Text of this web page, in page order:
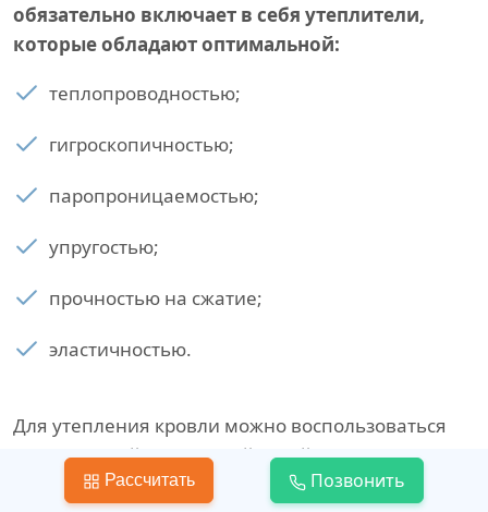
обязательно включает в себя утеплители,
которые обладают оптимальной:
теплопроводностью;
гигроскопичностью;
паропроницаемостью;
упругостью;
прочностью на сжатие;
эластичностью.
Для утепления кровли можно воспользоваться
минеральной и каменной ватой, сыпучими
материалами, пеноплэксом или пенопластом.
Рассчитать Позвонить